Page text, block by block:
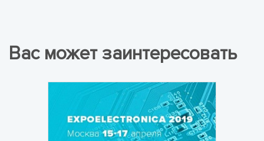
Вас может заинтересовать